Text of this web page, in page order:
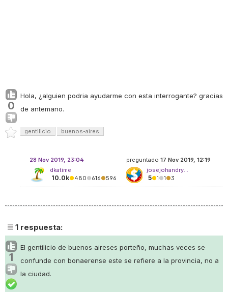
0
Hola, ¿alguien podria ayudarme con esta interrogante? gracias
de antemano.
gentilicio buenos-aires
preguntado 17 Nov 2019, 12:19
josejohandry...
5●1●1●3
28 Nov 2019, 23:04
dkatime
10.0k●480●616●596
1 respuesta:
1
El gentilicio de buenos aireses porteño, muchas veces se
confunde con bonaerense este se refiere a la provincia, no a
la ciudad.